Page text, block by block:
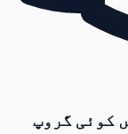
کوئی گروپ